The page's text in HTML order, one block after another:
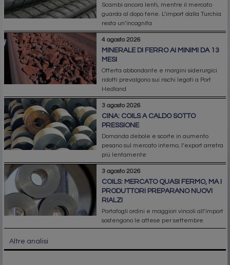
Scambi ancora lenti, mentre il mercato
guarda al dopo ferie. L’import dalla Turchia
resta un’incognita
4 agosto 2026
MINERALE DI FERRO AI MINIMI DA 13
MESI
Offerta abbondante e margini siderurgici
ridotti prevalgono sui rischi legati a Port
Hedland
3 agosto 2026
CINA: COILS A CALDO SOTTO
PRESSIONE
Domanda debole e scorte in aumento
pesano sul mercato interno; l’export arretra
più lentamente
3 agosto 2026
COILS: MERCATO QUASI FERMO, MA I
PRODUTTORI PREPARANO NUOVI
RIALZI
Portafogli ordini e maggiori vincoli all’import
sostengono le attese per settembre
Altre analisi